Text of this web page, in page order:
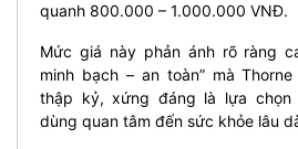
quanh 800.000 – 1.000.000 VNĐ.
Mức giá này phản ánh rõ ràng
minh bạch – an toàn” mà
thập kỷ, xứng đáng là lựa chọn
dùng quan tâm đến sức khỏe lâu